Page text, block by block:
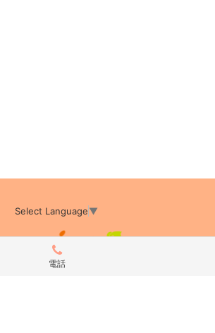
Select Language▼
電話